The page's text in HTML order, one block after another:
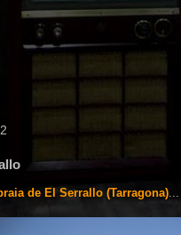
de El Serrallo (Tarragona)